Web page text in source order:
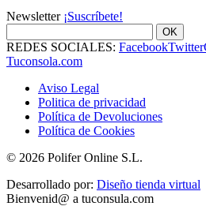
Newsletter ¡Suscríbete!
OK
REDES SOCIALES: FacebookTwitter
Tuconsola.com
Aviso Legal
Politica de privacidad
Política de Devoluciones
Política de Cookies
© 2026 Polifer Online S.L.
Desarrollado por: Diseño tienda virtual
Bienvenid@ a tuconsula.com